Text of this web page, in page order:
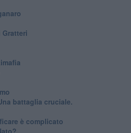
battaglia cruciale.
è complicato